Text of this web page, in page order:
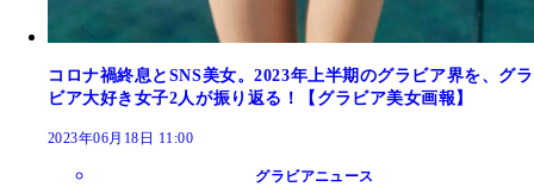
コロナ禍終息とSNS美女。2023年上半期のグラビア界を、グラ
ビア大好き女子2人が振り返る！【グラビア美女画報】
2023年06月18日 11:00
グラビアニュース